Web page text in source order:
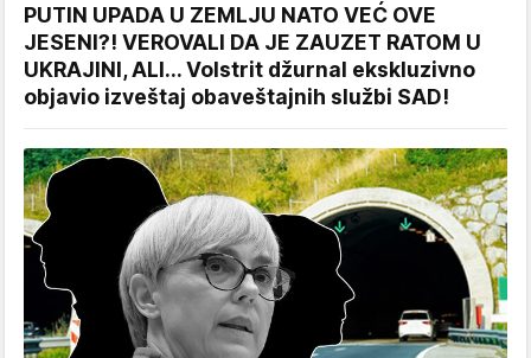
PUTIN UPADA U ZEMLJU NATO VEĆ OVE
JESENI?! VEROVALI DA JE ZAUZET RATOM U
UKRAJINI, ALI... Volstrit džurnal ekskluzivno
objavio izveštaj obaveštajnih službi SAD!